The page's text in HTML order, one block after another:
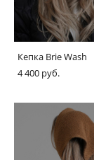
Кепка Brie Wash
4 400 pуб.